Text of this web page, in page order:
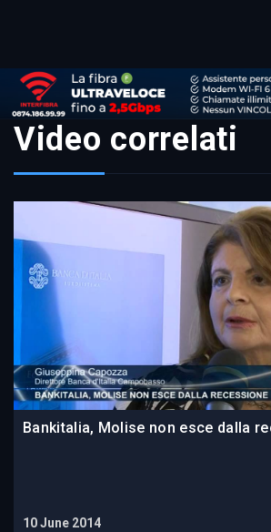
Video correlati
Bankitalia, Molise non esce dalla
10 June 2014